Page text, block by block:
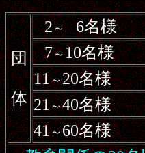
団
体
2～ 6名様
7～10名様
11～20名様
21～40名様
41～60名様